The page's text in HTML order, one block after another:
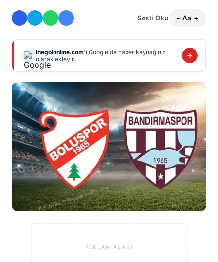
Sesli Oku - Aa +
Inegolonline.com'i Google'da haber kaynağınız
olarak ekleyin
REKLAM ALANI